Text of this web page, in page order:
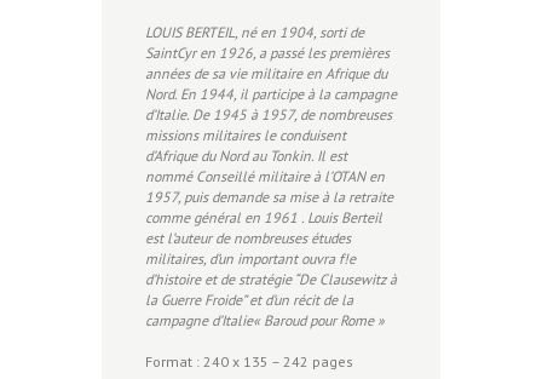
LOUIS BERTEIL, né en 1904, sorti de
SaintCyr en 1926, a passé les premières
années de sa vie militaire en Afrique du
Nord. En 1944, il participe à la campagne
d’Italie. De 1945 à 1957, de nombreuses
missions militaires le conduisent
d’Afrique du Nord au Tonkin. Il est
nommé Conseillé militaire à l’OTAN en
1957, puis demande sa mise à la retraite
comme général en 1961 . Louis Berteil
est l’auteur de nombreuses études
militaires, d’un important ouvra f!e
d’histoire et de stratégie “De Clausewitz à
la Guerre Froide” et d’un récit de la
campagne d’Italie« Baroud pour Rome »
Format : 240 x 135 – 242 pages